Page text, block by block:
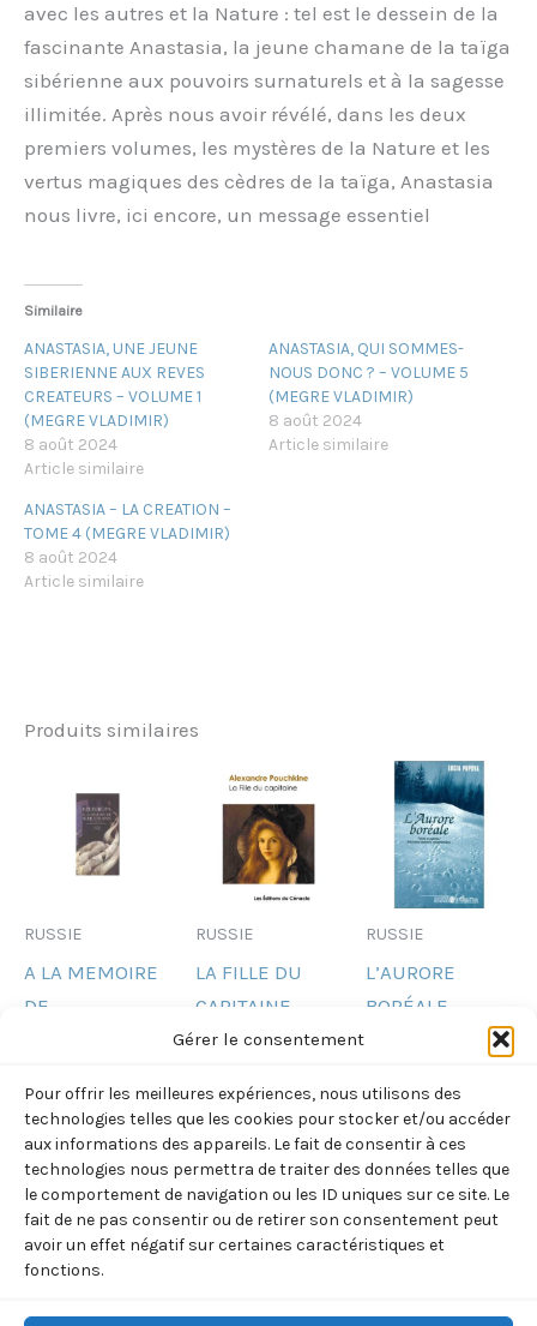
Gérer le consentement
Pour offrir les meilleures expériences, nous utilisons des
technologies telles que les cookies pour stocker et/ou accéder
aux informations des appareils. Le fait de consentir à ces
technologies nous permettra de traiter des données telles que
le comportement de navigation ou les ID uniques sur ce site. Le
fait de ne pas consentir ou de retirer son consentement peut
avoir un effet négatif sur certaines caractéristiques et
fonctions.
avec les autres et la Nature : tel est le dessein de la
fascinante Anastasia, la jeune chamane de la taïga
sibérienne aux pouvoirs surnaturels et à la sagesse
illimitée. Après nous avoir révélé, dans les deux
premiers volumes, les mystères de la Nature et les
vertus magiques des cèdres de la taïga, Anastasia
nous livre, ici encore, un message essentiel
Similaire
ANASTASIA, UNE JEUNE
SIBERIENNE AUX REVES
CREATEURS – VOLUME 1
(MEGRE VLADIMIR)
8 août 2024
Article similaire
ANASTASIA, QUI SOMMES-
NOUS DONC ? – VOLUME 5
(MEGRE VLADIMIR)
8 août 2024
Article similaire
ANASTASIA – LA CREATION –
TOME 4 (MEGRE VLADIMIR)
8 août 2024
Article similaire
Produits similaires
RUSSIE
A LA MEMOIRE
DE
BERBEROVA)
7,50€ TTC
Ajouter
au
panier
RUSSIE
LA FILLE DU
CAPITAINE
(ALEXANDRE
4,90 € TTC
Ajouter
au
panier
RUSSIE
L’AURORE
BORÉALE –
d’écrivains
sibériens
contemporains
(LUCIA POPOVA)
22,50€ TTC